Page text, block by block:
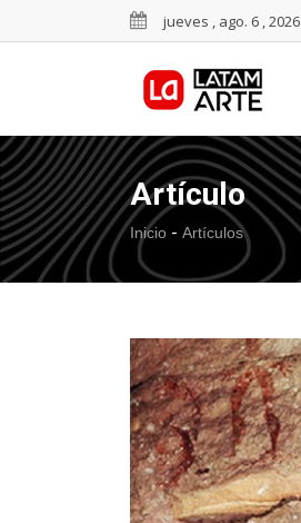
jueves , ago. 6 , 2026
Artículo
Inicio - Artículos